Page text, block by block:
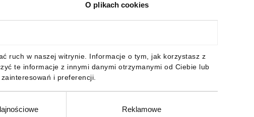
O plikach cookies
ruch w naszej witrynie. Informacje o tym, jak korzystasz z
te informacje z innymi danymi otrzymanymi od Ciebie lub
i preferencji.
Reklamowe
dołączonych do zestawu ośmiu wkrętów 4/13, podstawę oraz
do prowadnicy w szynie oraz śrub M4/8. Szyny ZR
potrzeba uzyskania płaskiej powierzchni w celu lepszego